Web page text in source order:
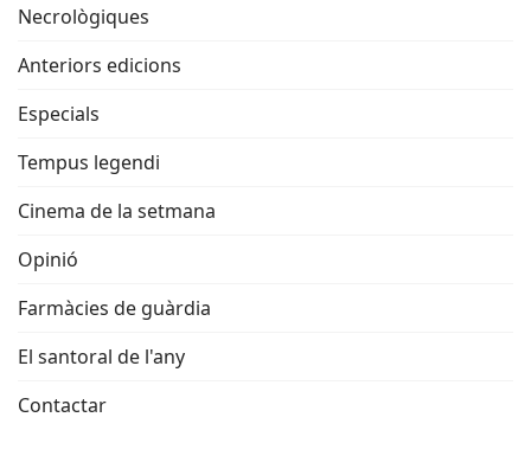
Necrològiques
Anteriors edicions
Especials
Tempus legendi
Cinema de la setmana
Opinió
Farmàcies de guàrdia
El santoral de l'any
Contactar